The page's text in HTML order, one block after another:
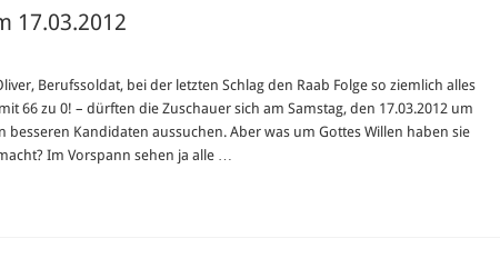
17.03.2012
Berufssoldat, bei der letzten Schlag den Raab Folge so ziemlich alles
66 zu 0! – dürften die Zuschauer sich am Samstag, den 17.03.2012 um
besseren Kandidaten aussuchen. Aber was um Gottes Willen haben sie
Im Vorspann sehen ja alle …